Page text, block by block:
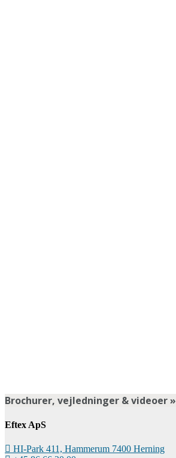
Brochurer, vejledninger & videoer »
Eftex ApS
HI-Park 411, Hammerum 7400 Herning